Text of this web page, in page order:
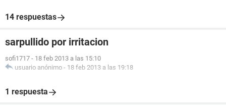
14 respuestas
sarpullido por irritacion
sofi1717 - 18 feb 2013 a las 15:10
usuario anónimo - 18 feb 2013 a las 19:18
1 respuesta